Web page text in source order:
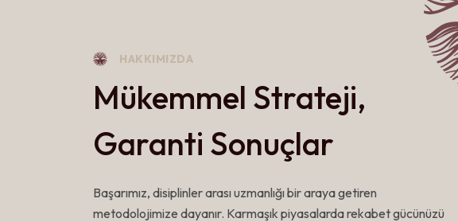
HAKKIMIZDA
Mükemmel Strateji,
Garanti Sonuçlar
Başarımız, disiplinler arası uzmanlığı bir araya getiren
metodolojimize dayanır. Karmaşık piyasalarda rekabet gücünüzü